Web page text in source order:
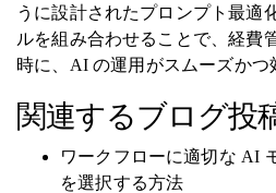
うに設計されたプロンプト最適
ルを組み合わせることで、経費
時に、AI の運用がスムーズかつ
関連するブログ投
ワークフローに適切な AI
を選択する方法